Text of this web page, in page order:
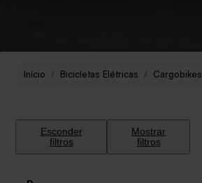
Início Bicicletas Elétricas Cargobikes
Esconder
filtros
Mostrar
filtros